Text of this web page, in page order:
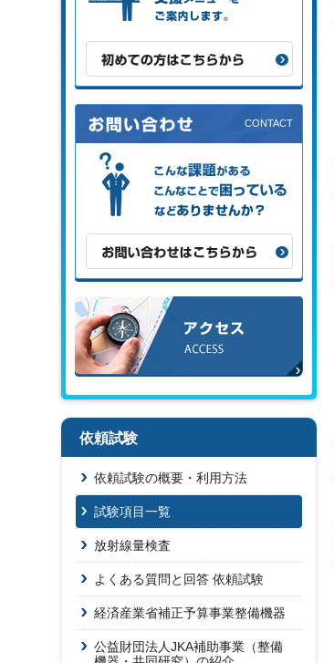
初めての方はこちらから
こんな課題がある、こんなことで困
っている、などありませんか？
お問い合わせはこちらから
アクセス
依頼試験
依頼試験の概要・利用方法
試験項目一覧
放射線量検査
よくある質問と回答 依頼試験
経済産業省補正予算事業整備機器
公益財団法人JKA補助事業（整備